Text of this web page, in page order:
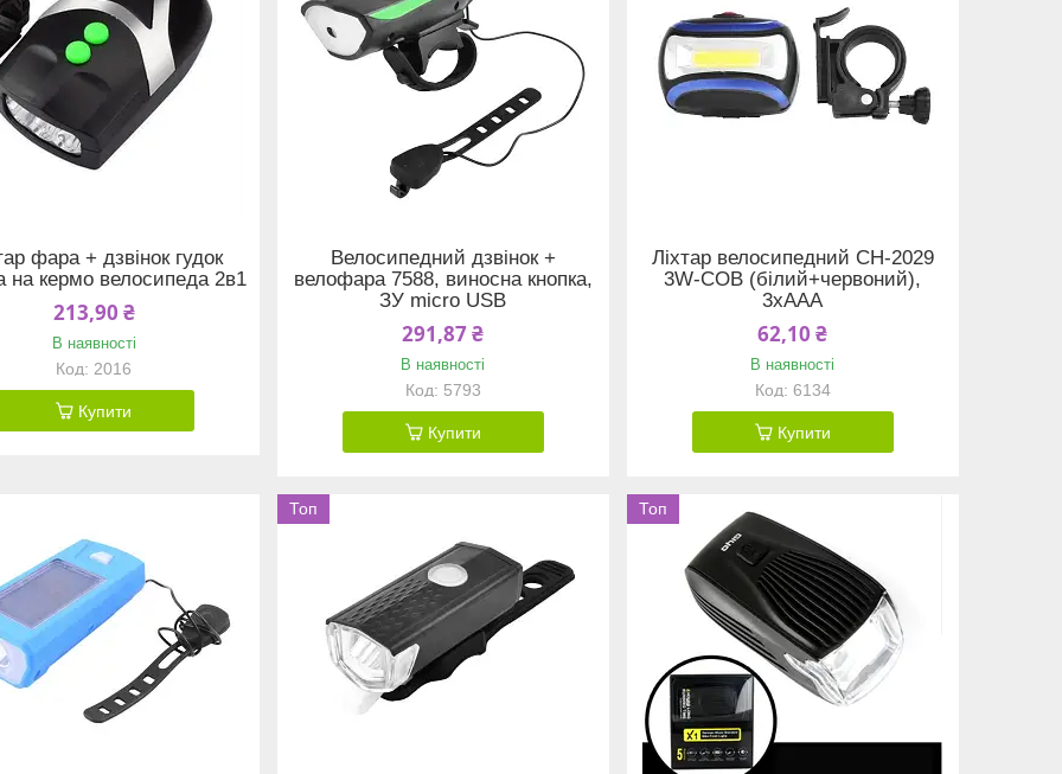
фара + дзвінок гудок
на кермо велосипеда 2в1
213,90 ₴
В наявності
2016
Купити
Велосипедний дзвінок +
велофара 7588, виносна кнопка,
ЗУ micro USB
291,87 ₴
В наявності
5793
Купити
Ліхтар велосипедний CH-2029
3W-COB (білий+червоний),
3xAAA
62,10 ₴
В наявності
6134
Купити
Топ Топ